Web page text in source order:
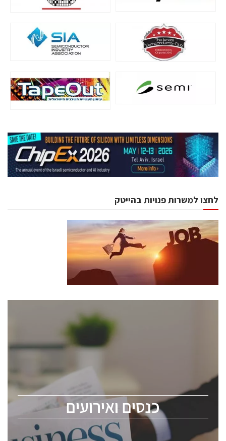
לחצו למשרות פנויות בהייטק
כנסים ואירועים
כנסים ואירועים
לכל העוסקים בתעשיית הסמיקונדקטור כולל מהנדסים,
ChipEx2026 will be held on May 12-13, 2026. The
conference is intended for everyone involved in the